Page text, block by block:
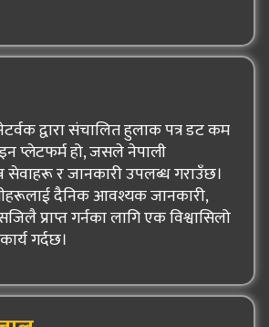
द्वारा संचालित हुलाक पत्र डट कम
प्लेटफर्म हो, जसले नेपाली
सेवाहरू र जानकारी उपलब्ध गराउँछ।
दैनिक आवश्यक जानकारी,
प्राप्त गर्नका लागि एक विश्वासिलो
गर्दछ।